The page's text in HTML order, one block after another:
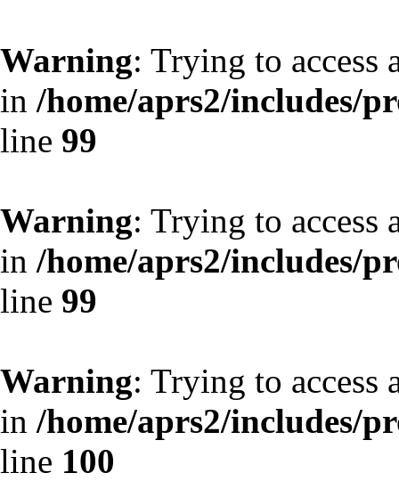
Warning: Trying to access
in /home/aprs2/includes/
line 99
Warning: Trying to access
in /home/aprs2/includes/
line 99
Warning: Trying to access
in /home/aprs2/includes/
line 100